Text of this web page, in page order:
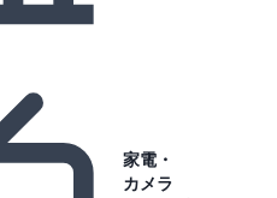
家電・
カメラ